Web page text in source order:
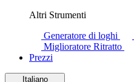
Altri Strumenti
Generatore di loghi
Miglioratore Ritratto
Prezzi
Italiano